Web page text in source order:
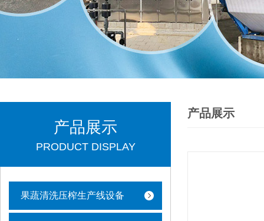
产品展示
PRODUCT DISPLAY
果蔬清洗压榨生产线设备
产品展示